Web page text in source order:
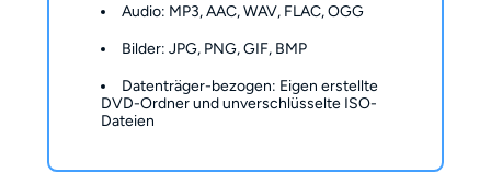
Audio: MP3, AAC, WAV, FLAC, OGG
Bilder: JPG, PNG, GIF, BMP
Datenträger-bezogen: Eigen erstellte
DVD-Ordner und unverschlüsselte ISO-
Dateien